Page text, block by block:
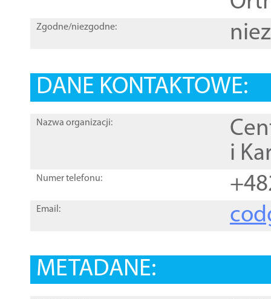
Zgodne/niezgodne:
DANE KONTAKTOWE:
Nazwa organizacji:
i
Numer telefonu:
Email:
METADANE: